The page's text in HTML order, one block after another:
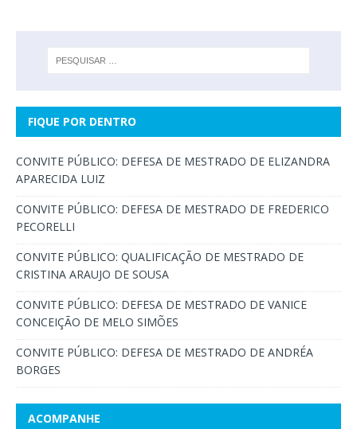
FIQUE POR DENTRO
CONVITE PÚBLICO: DEFESA DE MESTRADO DE ELIZANDRA
APARECIDA LUIZ
CONVITE PÚBLICO: DEFESA DE MESTRADO DE FREDERICO
PECORELLI
CONVITE PÚBLICO: QUALIFICAÇÃO DE MESTRADO DE
CRISTINA ARAUJO DE SOUSA
CONVITE PÚBLICO: DEFESA DE MESTRADO DE VANICE
CONCEIÇÃO DE MELO SIMÕES
CONVITE PÚBLICO: DEFESA DE MESTRADO DE ANDRÉA
BORGES
ACOMPANHE